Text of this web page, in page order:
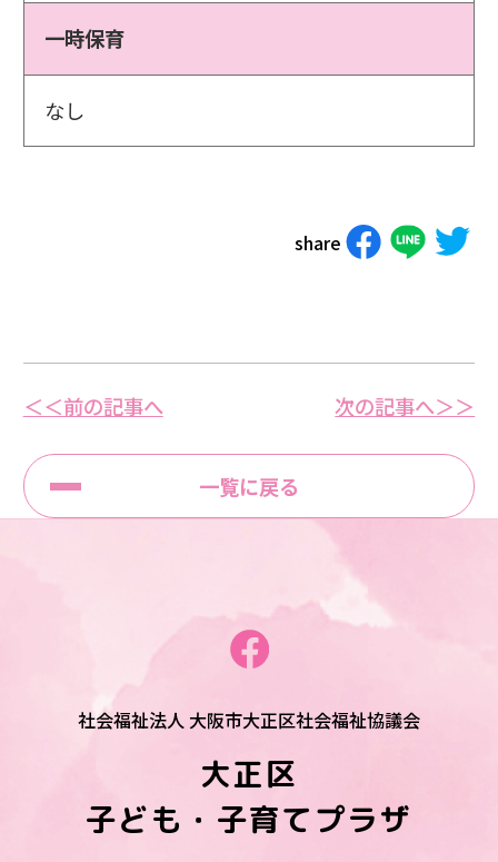
一時保育
なし
share
＜＜前の記事へ
一覧に戻る
次の記事へ＞＞
社会福祉法人 大阪市大正区社会福祉協議会
大正区
子ども・子育てプラザ